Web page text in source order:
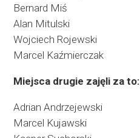
Bernard Miś
Alan Mitulski
Wojciech Rojewski
Marcel Kaźmierczak
Miejsca drugie zajęli za to:
Adrian Andrzejewski
Marcel Kujawski